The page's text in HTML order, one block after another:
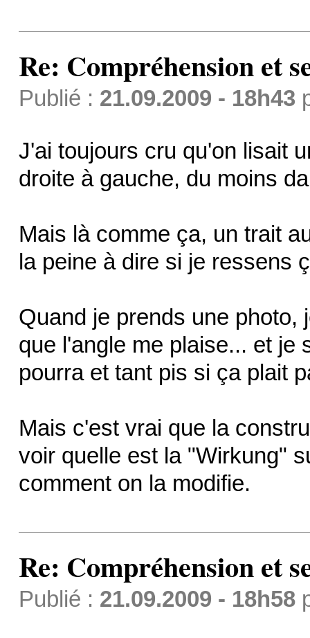
Re: Compréhension et
Publié : 21.09.2009 - 18h43
J'ai toujours cru qu'on lisait
droite à gauche, du moins
Mais là comme ça, un trait
la peine à dire si je ressens
Quand je prends une photo,
que l'angle me plaise... et je
pourra et tant pis si ça plait
Mais c'est vrai que la
voir quelle est la "Wirkung"
comment on la modifie.
Re: Compréhension et
Publié : 21.09.2009 - 18h58